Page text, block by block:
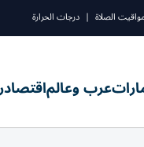
مواقيت الصلاة | درجات الحرارة
عرب وعالماقتصاد